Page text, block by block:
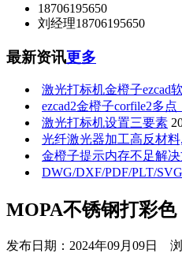
18706195650
刘经理18706195650
最新资讯更多
激光打标机金橙子ezcad
ezcad2金橙子corfile2多
激光打标机设置三要素
光纤激光器加工高反材
金橙子提示内存不足解
DWG/DXF/PDF/PLT/
MOPA不锈钢打彩色
发布日期： 2024年09月09日 浏